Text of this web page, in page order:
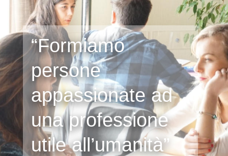
“Formiamo
persone
appassionate ad
una professione
utile all’umanità”